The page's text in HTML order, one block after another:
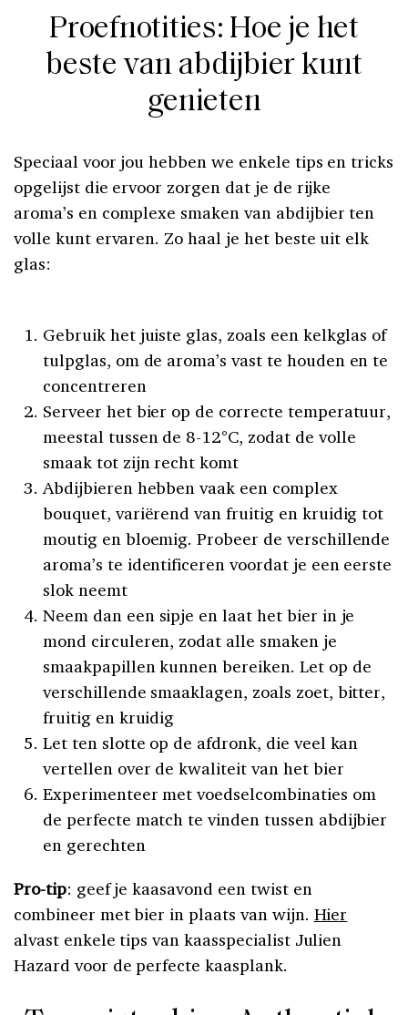
Proefnotities: Hoe je het
beste van abdijbier kunt
genieten
Speciaal voor jou hebben we enkele tips en tricks
opgelijst die ervoor zorgen dat je de rijke
aroma’s en complexe smaken van abdijbier ten
volle kunt ervaren. Zo haal je het beste uit elk
glas:
Gebruik het juiste glas, zoals een kelkglas of
tulpglas, om de aroma’s vast te houden en te
concentreren
Serveer het bier op de correcte temperatuur,
meestal tussen de 8-12°C, zodat de volle
smaak tot zijn recht komt
Abdijbieren hebben vaak een complex
bouquet, variërend van fruitig en kruidig tot
moutig en bloemig. Probeer de verschillende
aroma’s te identificeren voordat je een eerste
slok neemt
Neem dan een sipje en laat het bier in je
mond circuleren, zodat alle smaken je
smaakpapillen kunnen bereiken. Let op de
verschillende smaaklagen, zoals zoet, bitter,
fruitig en kruidig
Let ten slotte op de afdronk, die veel kan
vertellen over de kwaliteit van het bier
Experimenteer met voedselcombinaties om
de perfecte match te vinden tussen abdijbier
en gerechten
Pro-tip: geef je kaasavond een twist en
combineer met bier in plaats van wijn. Hier
alvast enkele tips van kaasspecialist Julien
Hazard voor de perfecte kaasplank.